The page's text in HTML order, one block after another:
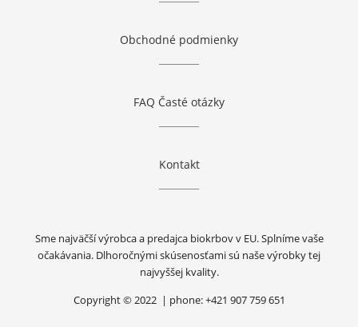
Obchodné podmienky
FAQ Časté otázky
Kontakt
Sme najväčší výrobca a predajca biokrbov v EU. Splníme vaše
očakávania. Dlhoročnými skúsenosťami sú naše výrobky tej
najvyššej kvality.
Copyright © 2022 | phone: +421 907 759 651